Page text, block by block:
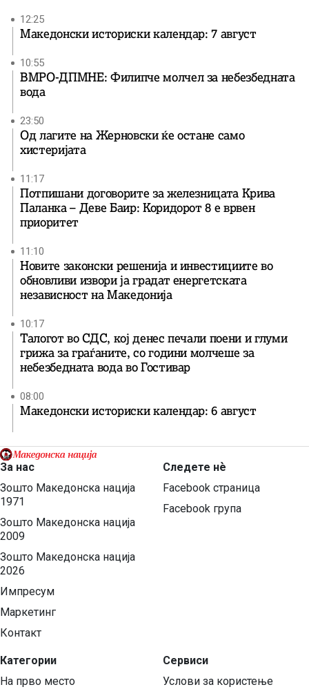
12:25
Македонски историски календар: 7 август
10:55
ВМРО-ДПМНЕ: Филипче молчел за небезбедната
вода
23:50
Од лагите на Жерновски ќе остане само
хистеријата
11:17
Потпишани договорите за железницата Крива
Паланка – Деве Баир: Коридорот 8 е врвен
приоритет
11:10
Новите законски решенија и инвестициите во
обновливи извори ја градат енергетската
независност на Македонија
10:17
Талогот во СДС, кој денес печали поени и глуми
грижа за граѓаните, со години молчеше за
небезбедната вода во Гостивар
08:00
Македонски историски календар: 6 август
За нас
Зошто Македонска нација
1971
Зошто Македонска нација
2009
Зошто Македонска нација
2026
Импресум
Маркетинг
Контакт
Категории
На прво место
Следете нѐ
Facebook страница
Facebook група
Сервиси
Услови за користење